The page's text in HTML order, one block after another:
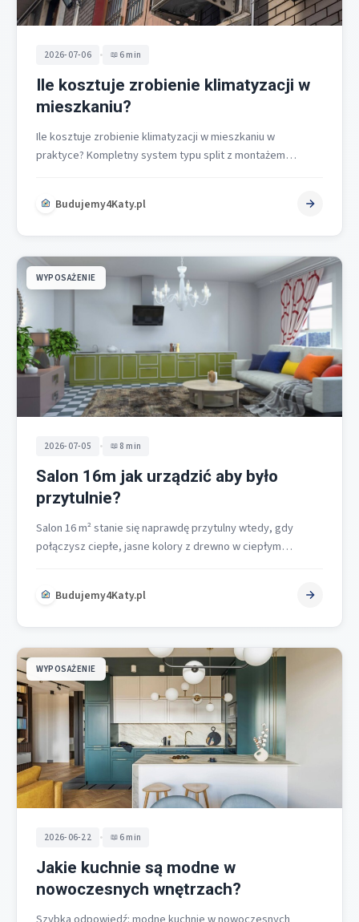
2026-07-06 • 6 min
Ile kosztuje zrobienie klimatyzacji w
mieszkaniu?
Ile kosztuje zrobienie klimatyzacji w mieszkaniu w
praktyce? Kompletny system typu split z montażem
Budujemy4Katy.pl
WYPOSAŻENIE
2026-07-05 • 8 min
Salon 16m jak urządzić aby było
przytulnie?
Salon 16 m² stanie się naprawdę przytulny wtedy, gdy
połączysz ciepłe, jasne kolory z drewno w ciepłym
Budujemy4Katy.pl
WYPOSAŻENIE
2026-06-22 • 6 min
Jakie kuchnie są modne w
nowoczesnych wnętrzach?